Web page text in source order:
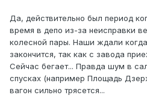
Да, действительно был период
время в депо из-за неисправки
колесной пары. Наши ждали когда
закончится, так как с завода
Сейчас бегает... Правда шум в
спусках (например Площадь
вагон сильно трясется...